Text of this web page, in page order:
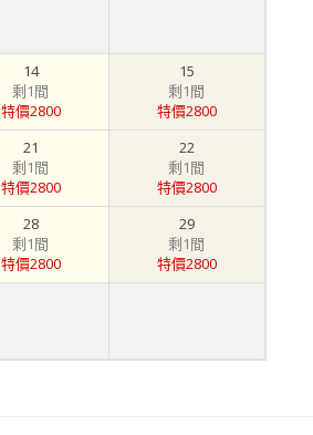
14
剩1間
特價2800
15
剩1間
特價2800
21
剩1間
特價2800
22
剩1間
特價2800
28
剩1間
特價2800
29
剩1間
特價2800